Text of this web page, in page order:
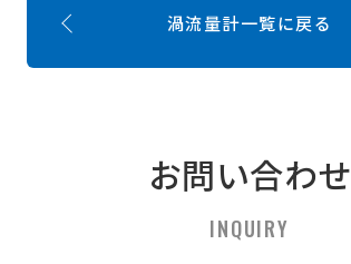
渦流量計一覧に戻る
お問い合わせ
INQUIRY